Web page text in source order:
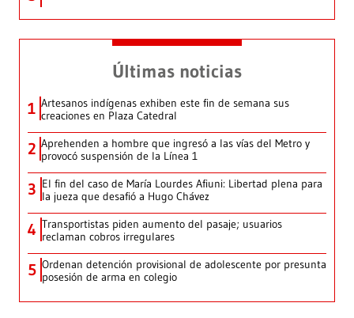
Últimas noticias
1 Artesanos indígenas exhiben este fin de semana sus
creaciones en Plaza Catedral
2 Aprehenden a hombre que ingresó a las vías del Metro y
provocó suspensión de la Línea 1
3 El fin del caso de María Lourdes Afiuni: Libertad plena para
la jueza que desafió a Hugo Chávez
4 Transportistas piden aumento del pasaje; usuarios
reclaman cobros irregulares
5 Ordenan detención provisional de adolescente por presunta
posesión de arma en colegio